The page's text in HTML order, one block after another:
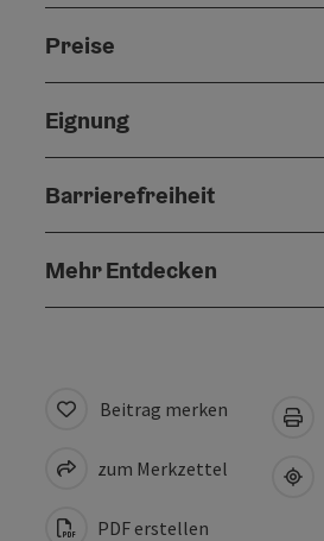
Preise
Eignung
Barrierefreiheit
Mehr Entdecken
Beitrag merken
zum Merkzettel
PDF erstellen